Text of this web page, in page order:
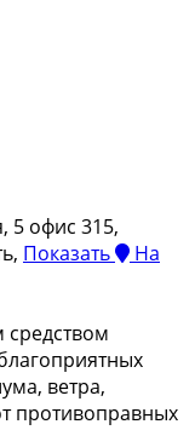
5 офис 315,
Показать
На
ветра,
противоправных